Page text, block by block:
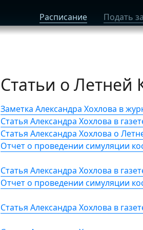
Расписание Подать
Статьи о
Заметка Александра Хохлова в
Cтатья Александра Хохлова в
Cтатья Александра Хохлова о
Отчет о проведении симуляции
Cтатья Александра Хохлова в
Отчет о проведении симуляции
Cтатья Александра Хохлова в